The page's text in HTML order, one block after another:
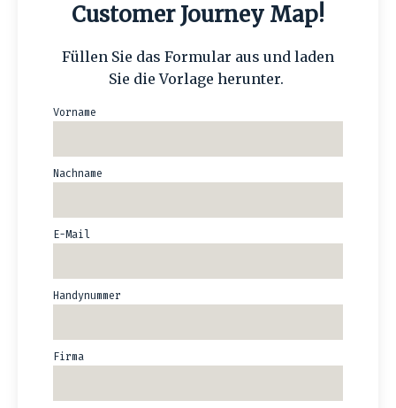
Customer Journey Map!
Füllen Sie das Formular aus und laden
Sie die Vorlage herunter.
Vorname
Nachname
E-Mail
Handynummer
Firma